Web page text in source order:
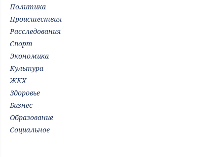
Политика
Происшествия
Расследования
Спорт
Экономика
Культура
ЖКХ
Здоровье
Бизнес
Образование
Социальное